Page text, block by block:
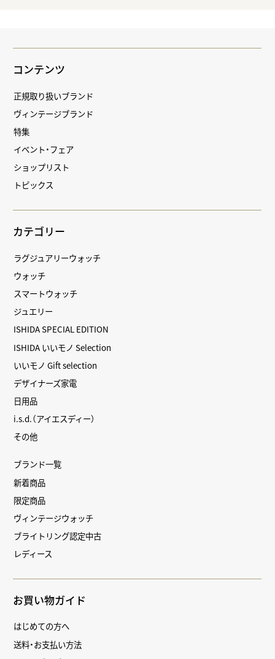
コンテンツ
正規取り扱いブランド
ヴィンテージブランド
特集
イベント・フェア
ショップリスト
トピックス
カテゴリー
ラグジュアリーウォッチ
ウォッチ
スマートウォッチ
ジュエリー
ISHIDA SPECIAL EDITION
ISHIDA いいモノ Selection
いいモノ Gift selection
デザイナーズ家電
日用品
i.s.d.（アイエスディー）
その他
ブランド一覧
新着商品
限定商品
ヴィンテージウォッチ
ブライトリング認定中古
レディース
お買い物ガイド
はじめての方へ
送料・お支払い方法